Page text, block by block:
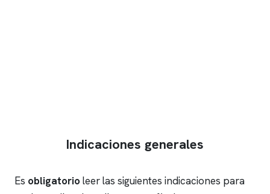
Indicaciones generales
Es obligatorio leer las siguientes indicaciones para